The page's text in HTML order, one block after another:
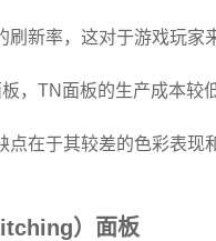
刷新率，这对于游戏玩家
，TN面板的生产成本较
点在于其较差的色彩表现
）面板